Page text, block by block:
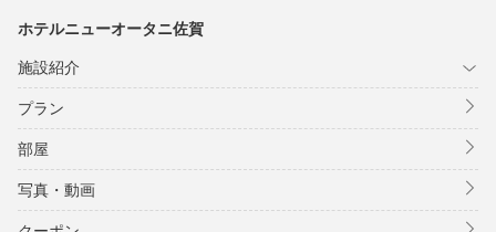
ホテルニューオータニ佐賀
施設紹介
プラン
部屋
写真・動画